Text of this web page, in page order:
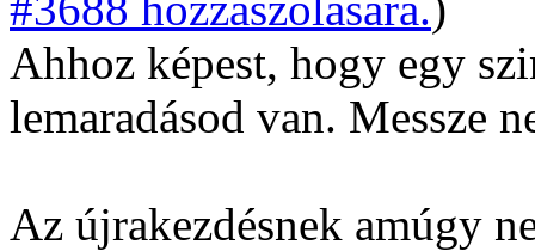
Ahhoz képest, hogy egy
lemaradásod van. Messze
Az újrakezdésnek amúgy